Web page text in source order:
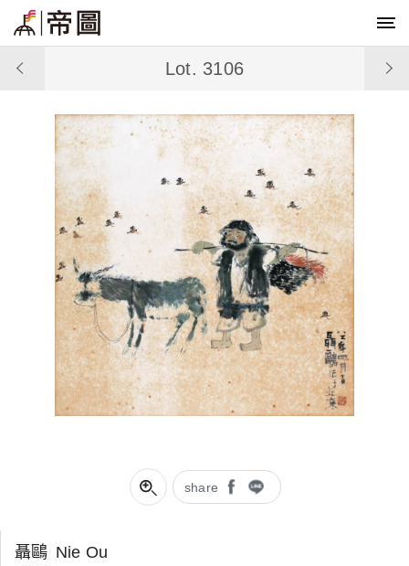
share
Lot. 3106
聶鷗 Nie Ou